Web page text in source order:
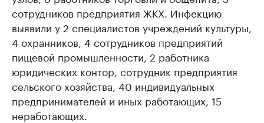
сотрудников предприятия ЖКХ. Инфекцию
выявили у 2 специалистов учреждений культуры,
4 охранников, 4 сотрудников предприятий
пищевой промышленности, 2 работника
юридических контор, сотрудник предприятия
сельского хозяйства, 40 индивидуальных
предпринимателей и иных работающих, 15
неработающих.